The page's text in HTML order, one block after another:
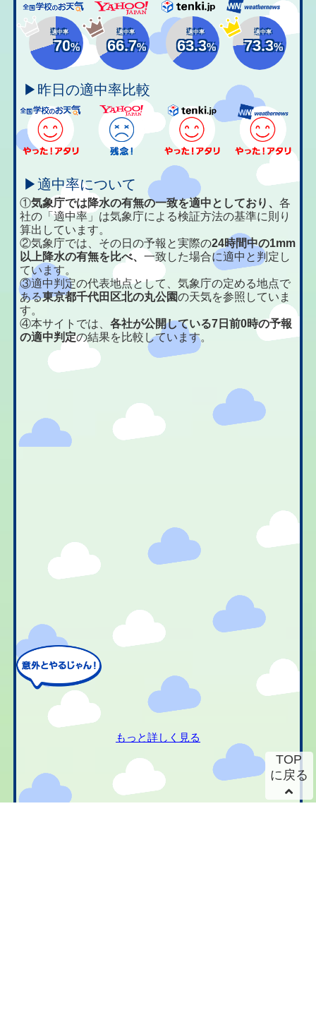
適中率
70%
適中率
66.7%
適中率
63.3%
適中率
73.3%
▶昨日の適中率比較
▶適中率について
①気象庁では降水の有無の一致を適中としており、各
社の「適中率」は気象庁による検証方法の基準に則り
算出しています。
②気象庁では、その日の予報と実際の24時間中の1mm
以上降水の有無を比べ、一致した場合に適中と判定し
ています。
③適中判定の代表地点として、気象庁の定める地点で
ある東京都千代田区北の丸公園の天気を参照していま
す。
④本サイトでは、各社が公開している7日前0時の予報
の適中判定の結果を比較しています。
もっと詳しく見る
TOP
に戻る